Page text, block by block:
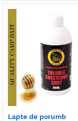
Lapte de porumb